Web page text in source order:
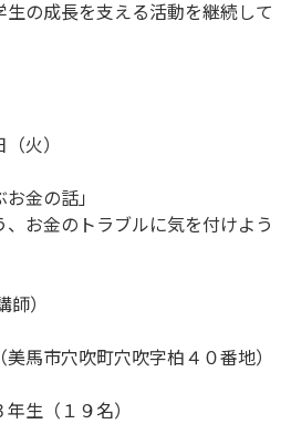
の成長を支える活動を継続して
火）
金の話」
お金のトラブルに気を付けよう
）
馬市穴吹町穴吹字柏４０番地）
生（１９名）